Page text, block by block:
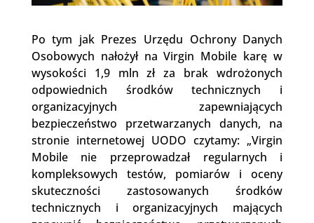
Po tym jak Prezes Urzędu Ochrony Danych
Osobowych nałożył na Virgin Mobile karę w
wysokości 1,9 mln zł za brak wdrożonych
odpowiednich środków technicznych i
organizacyjnych zapewniających
bezpieczeństwo przetwarzanych danych, na
stronie internetowej UODO czytamy: „Virgin
Mobile nie przeprowadzał regularnych i
kompleksowych testów, pomiarów i oceny
skuteczności zastosowanych środków
technicznych i organizacyjnych mających